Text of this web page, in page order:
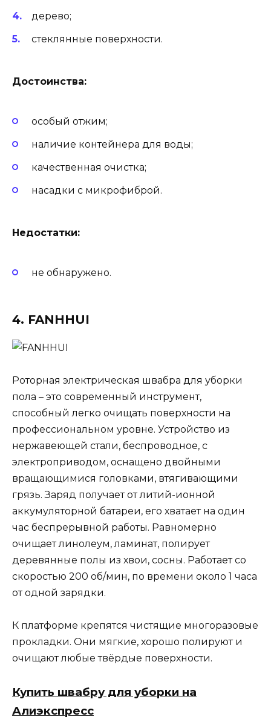
дерево;
стеклянные поверхности.
Достоинства:
особый отжим;
наличие контейнера для воды;
качественная очистка;
насадки с микрофиброй.
Недостатки:
не обнаружено.
4. FANHHUI
Роторная электрическая швабра для уборки
пола – это современный инструмент,
способный легко очищать поверхности на
профессиональном уровне. Устройство из
нержавеющей стали, беспроводное, с
электроприводом, оснащено двойными
вращающимися головками, втягивающими
грязь. Заряд получает от литий-ионной
аккумуляторной батареи, его хватает на один
час беспрерывной работы. Равномерно
очищает линолеум, ламинат, полирует
деревянные полы из хвои, сосны. Работает со
скоростью 200 об/мин, по времени около 1 часа
от одной зарядки.
К платформе крепятся чистящие многоразовые
прокладки. Они мягкие, хорошо полируют и
очищают любые твёрдые поверхности.
Купить швабру для уборки на
Алиэкспресс